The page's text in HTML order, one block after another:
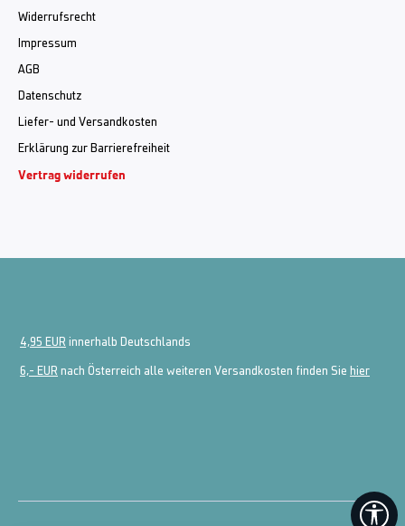
Widerrufsrecht
Impressum
AGB
Datenschutz
Liefer- und Versandkosten
Erklärung zur Barrierefreiheit
Vertrag widerrufen
4,95 EUR innerhalb Deutschlands
6,- EUR nach Österreich alle weiteren Versandkosten finden Sie hier